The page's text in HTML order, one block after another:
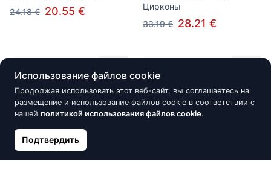
24.18 € 20.55 €
Цирконы
33.19 € 28.21 €
Использование файлов cookie
Продолжая использовать этот веб-сайт, вы соглашаетесь на
размещение и использование файлов cookie в соответствии с
нашей политикой использования файлов cookie.
Подтвердить